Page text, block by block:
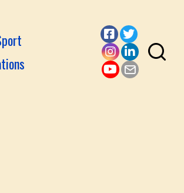
Facebook
Twitter
Instagram
LinkedIn